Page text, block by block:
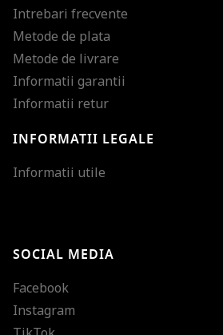
Intrebari frecvente
Metode de plata
Metode de livrare
Informatii garantii
Informatii retur
INFORMATII LEGALE
Informatii utile
SOCIAL MEDIA
Facebook
Instagram